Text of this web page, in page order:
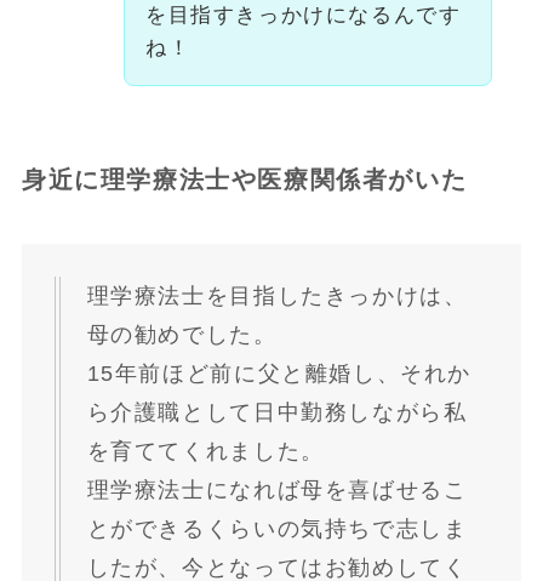
を目指すきっかけになるんです
ね！
身近に理学療法士や医療関係者がいた
理学療法士を目指したきっかけは、
母の勧めでした。
15年前ほど前に父と離婚し、それか
ら介護職として日中勤務しながら私
を育ててくれました。
理学療法士になれば母を喜ばせるこ
とができるくらいの気持ちで志しま
したが、今となってはお勧めしてく